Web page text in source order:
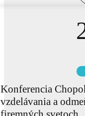
Konferencia
vzdelávania a